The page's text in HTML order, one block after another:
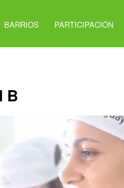
BARRIOS PARTICIPACIÓN
B